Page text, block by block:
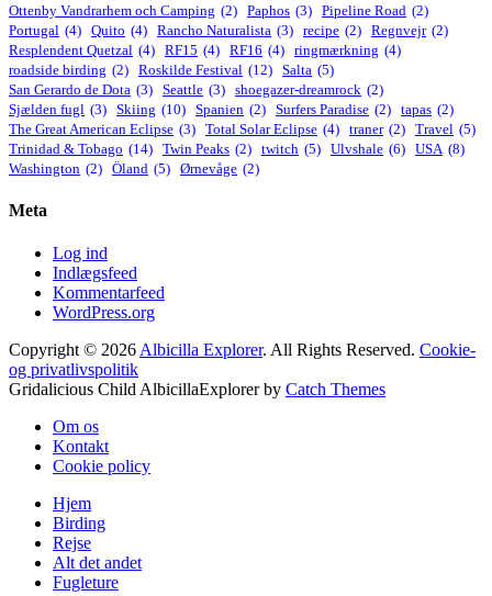
Ottenby Vandrarhem och Camping (2) Paphos (3) Pipeline Road (2)
Portugal (4) Quito (4) Rancho Naturalista (3) recipe (2) Regnvejr (2)
Resplendent Quetzal (4) RF15 (4) RF16 (4) ringmærkning (4)
roadside birding (2) Roskilde Festival (12) Salta (5)
San Gerardo de Dota (3) Seattle (3) shoegazer-dreamrock (2)
Sjælden fugl (3) Skiing (10) Spanien (2) Surfers Paradise (2) tapas (2)
The Great American Eclipse (3) Total Solar Eclipse (4) traner (2) Travel (5)
Trinidad & Tobago (14) Twin Peaks (2) twitch (5) Ulvshale (6) USA (8)
Washington (2) Öland (5) Ørnevåge (2)
Meta
Log ind
Indlægsfeed
Kommentarfeed
WordPress.org
Copyright © 2026 Albicilla Explorer. All Rights Reserved. Cookie-
og privatlivspolitik
Gridalicious Child AlbicillaExplorer by Catch Themes
Om os
Kontakt
Cookie policy
Hjem
Birding
Rejse
Alt det andet
Fugleture